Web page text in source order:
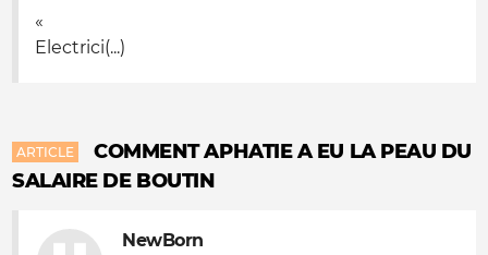
«
Electrici(...)
ARTICLE
COMMENT APHATIE A EU LA PEAU DU
SALAIRE DE BOUTIN
NewBorn